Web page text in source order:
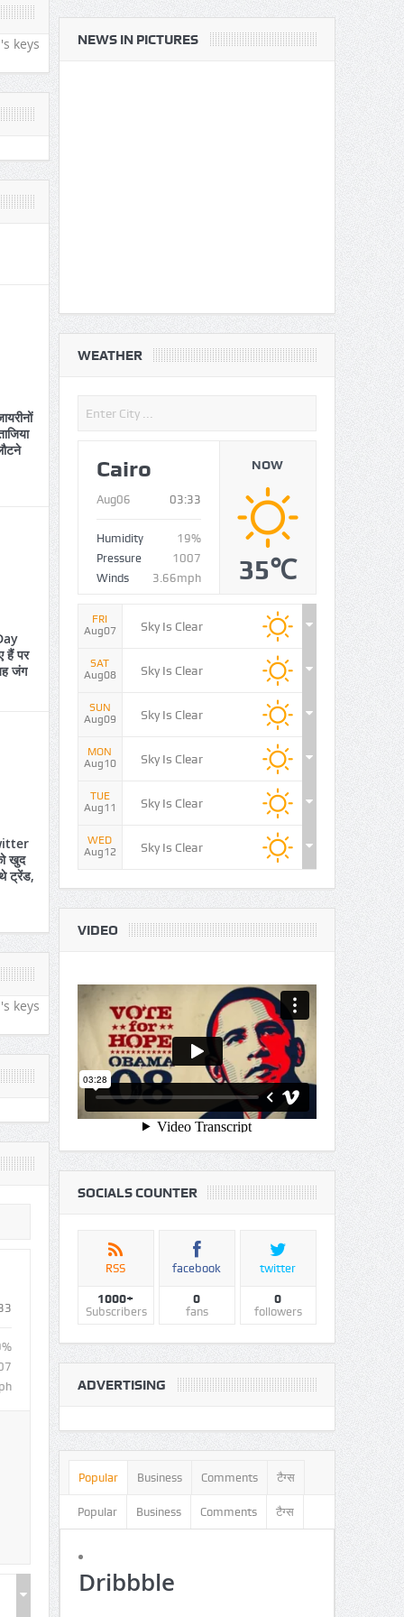
keys
हैं पर
जंग
खुद
थे ट्रेंड,
keys
NEWS IN PICTURES
WEATHER
Cairo
Aug06 03:33
Humidity
19%
Pressure
1007
Winds
3.66mph
NOW
35℃
FRI
Aug07
Sky Is Clear
SAT
Aug08
Sky Is Clear
SUN
Aug09
Sky Is Clear
MON
Aug10
Sky Is Clear
TUE
Aug11
Sky Is Clear
WED
Aug12
Sky Is Clear
VIDEO
SOCIALS COUNTER
RSS
1000+
Subscribers
facebook
0
fans
twitter
0
followers
ADVERTISING
Popular Business Comments टैग्स
Popular Business Comments टैग्स
Dribbble